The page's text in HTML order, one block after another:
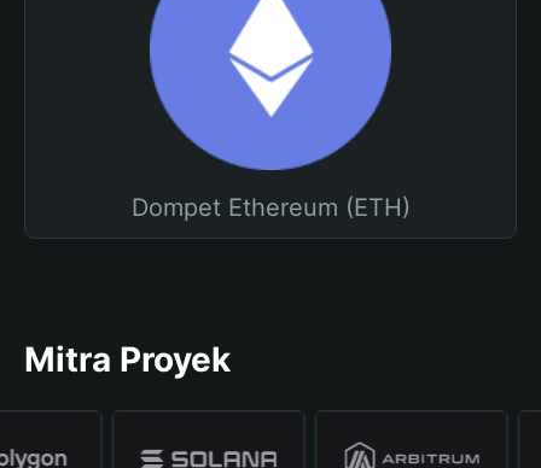
Dompet Ethereum (ETH)
Mitra Proyek